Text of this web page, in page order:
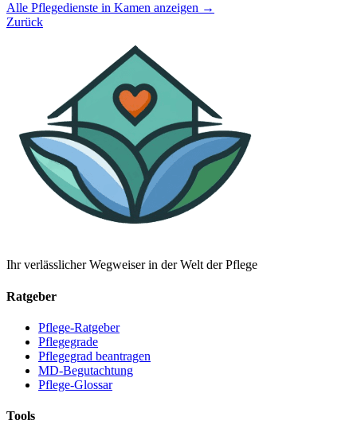
Alle Pflegedienste in Kamen anzeigen →
Zurück
Ihr verlässlicher Wegweiser in der Welt der Pflege
Ratgeber
Pflege-Ratgeber
Pflegegrade
Pflegegrad beantragen
MD-Begutachtung
Pflege-Glossar
Tools